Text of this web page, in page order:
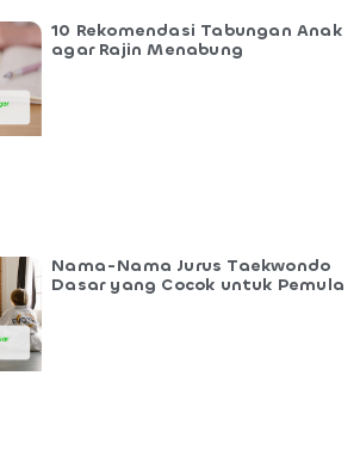
10 Rekomendasi Tabungan Anak
agar Rajin Menabung
Nama-Nama Jurus Taekwondo
Dasar yang Cocok untuk Pemula